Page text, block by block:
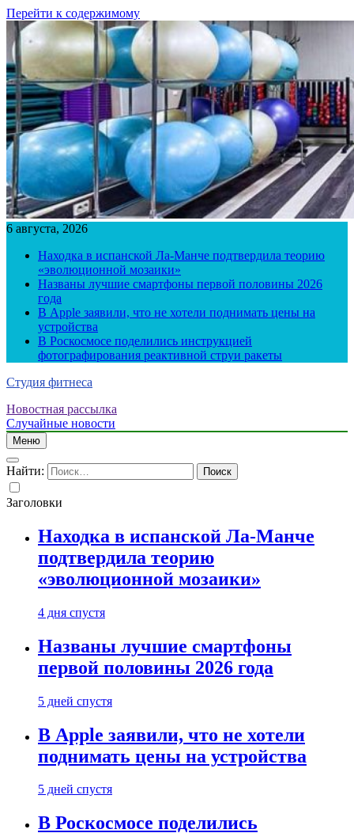
Перейти к содержимому
6 августа, 2026
Находка в испанской Ла-Манче подтвердила теорию
«эволюционной мозаики»
Названы лучшие смартфоны первой половины 2026
года
В Apple заявили, что не хотели поднимать цены на
устройства
В Роскосмосе поделились инструкцией
фотографирования реактивной струи ракеты
Студия фитнеса
Новостная рассылка
Случайные новости
Меню
Найти:
Заголовки
Находка в испанской Ла-Манче
подтвердила теорию
«эволюционной мозаики»
4 дня спустя
Названы лучшие смартфоны
первой половины 2026 года
5 дней спустя
В Apple заявили, что не хотели
поднимать цены на устройства
5 дней спустя
В Роскосмосе поделились